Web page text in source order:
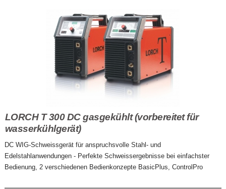
LORCH T 300 DC gasgekühlt (vorbereitet für
wasserkühlgerät)
DC WIG-Schweissgerät für anspruchsvolle Stahl- und
Edelstahlanwendungen - Perfekte Schweissergebnisse bei einfachster
Bedienung, 2 verschiedenen Bedienkonzepte BasicPlus, ControlPro